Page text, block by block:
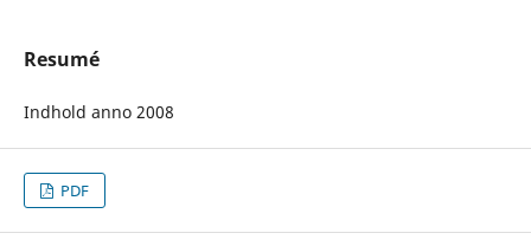
Resumé
Indhold anno 2008
PDF